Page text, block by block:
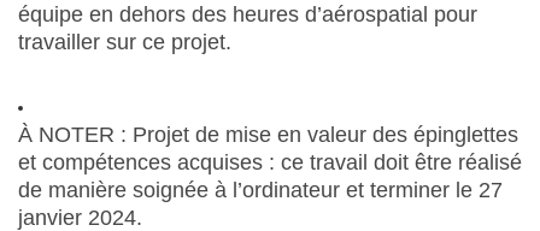
équipe en dehors des heures d’aérospatial pour
travailler sur ce projet.
À NOTER : Projet de mise en valeur des épinglettes
et compétences acquises : ce travail doit être réalisé
de manière soignée à l’ordinateur et terminer le 27
janvier 2024.